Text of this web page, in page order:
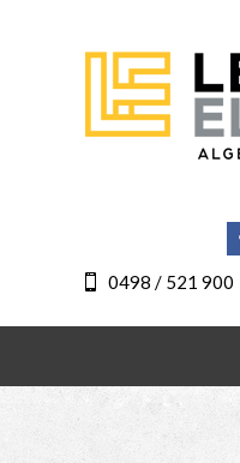
0498 / 521 900